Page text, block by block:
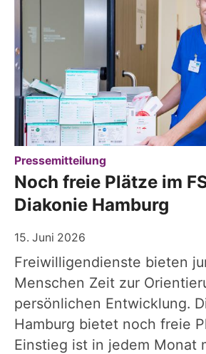
Pressemitteilung
Noch freie Plätze im
Diakonie Hamburg
15. Juni 2026
Freiwilligendienste bieten
Menschen Zeit zur
persönlichen Entwicklung.
Hamburg bietet noch freie
Einstieg ist in jedem Monat